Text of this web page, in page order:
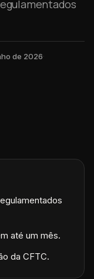
de 2026·
até um mês.
da CFTC.